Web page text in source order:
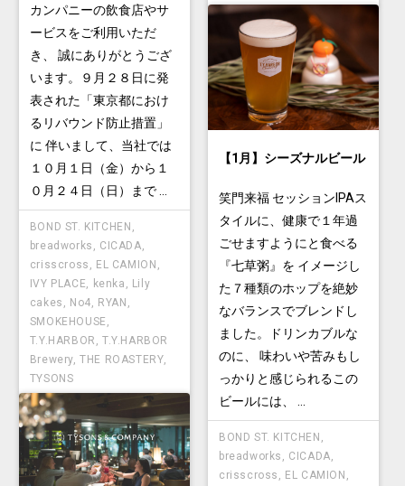
カンパニーの飲食店やサ
ービスをご利用いただ
き、 誠にありがとうござ
います。９月２８日に発
表された「東京都におけ
るリバウンド防止措置」
に 伴いまして、当社では
１０月１日（金）から１
０月２４日（日）まで ...
BOND ST. KITCHEN ,
breadworks , CICADA,
crisscross , EL CAMION ,
IVY PLACE, kenka , Lily
cakes , No4, RYAN ,
SMOKEHOUSE ,
T.Y.HARBOR ,T.Y.HARBOR
Brewery,THE ROASTERY,
TYSONS
【1月】シーズナルビール
笑門来福 セッションIPAス
タイルに、健康で１年過
ごせますようにと食べる
『七草粥』を イメージし
た７種類のホップを絶妙
なバランスでブレンドし
ました。ドリンカブルな
のに、 味わいや苦みもし
っかりと感じられるこの
ビールには、 ...
BOND ST. KITCHEN ,
breadworks , CICADA,
crisscross , EL CAMION ,